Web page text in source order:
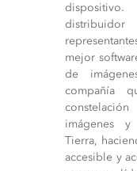
dispositivo.
mejor
de
compañía
imágenes y
Tierra,
accesible y